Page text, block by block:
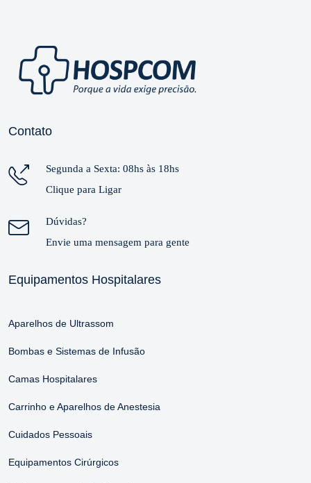
Contato
Segunda a Sexta: 08hs às 18hs
Clique para Ligar
Dúvidas?
Envie uma mensagem para gente
Equipamentos Hospitalares
Aparelhos de Ultrassom
Bombas e Sistemas de Infusão
Camas Hospitalares
Carrinho e Aparelhos de Anestesia
Cuidados Pessoais
Equipamentos Cirúrgicos